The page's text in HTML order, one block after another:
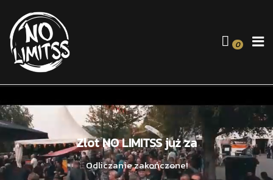
0
Zlot NO LIMITSS już za
Odliczanie zakończone!